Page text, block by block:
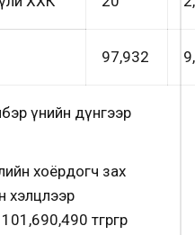
97,932
үнийн дүнгээр
хоёрдогч зах
хэлцлээр
төгрөгөөр